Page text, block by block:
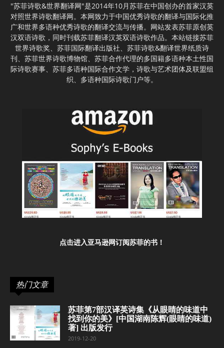
"苏菲诗歌&世界翻译网"是2014年10月苏菲在中国创办的首家汉英
对照世界诗歌翻译网。本网致力于中国优秀诗歌的翻译与国际化推
广和世界多语种优秀诗歌的翻译交流与传播。网站发表苏菲原创英
汉双语诗歌，同时刊载苏菲翻译汉英双语诗歌作品。本站链接苏菲
世界诗歌奖、苏菲国际翻译出版社、苏菲诗歌&翻译世界纸质诗
刊、苏菲世界诗歌博物馆、苏菲合作代理的多国籍多语种本土性国
际诗歌赛事、苏菲多语种国际合作文学，诗歌与艺术团体及联盟组
织、多语种国际诗歌门户等。
点击进入亚马逊网订阅苏菲的书！
热门文章
苏菲第7部汉译英诗集《从眼睛的味道中
找到你的美》[中国湖南陈辉(眼睛的味道)
著] 出版发行
2019-12-20